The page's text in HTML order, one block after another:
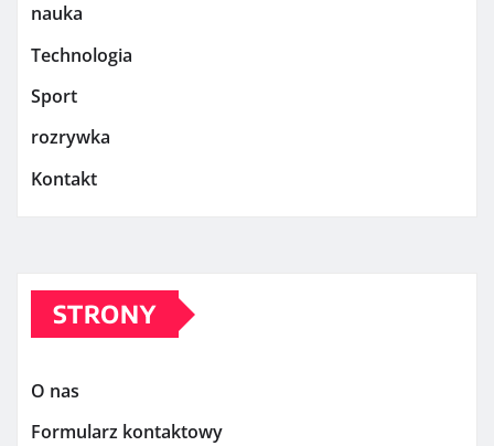
nauka
Technologia
Sport
rozrywka
Kontakt
STRONY
O nas
Formularz kontaktowy